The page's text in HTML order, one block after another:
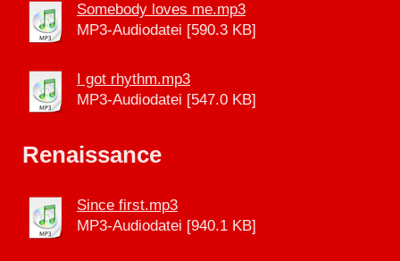
Somebody loves me.mp3
MP3-Audiodatei [590.3 KB]
I got rhythm.mp3
MP3-Audiodatei [547.0 KB]
Renaissance
Since first.mp3
MP3-Audiodatei [940.1 KB]